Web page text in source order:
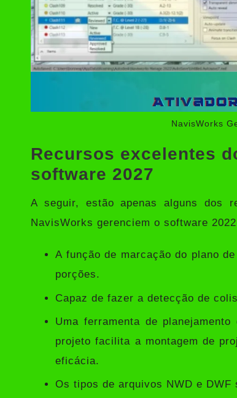
NavisWorks
Recursos excelentes
software 2027
A seguir, estão apenas alguns dos
NavisWorks gerenciem o software
A função de marcação do plano
porções.
Capaz de fazer a detecção de
Uma ferramenta de
projeto facilita a montagem de
eficácia.
Os tipos de arquivos NWD e